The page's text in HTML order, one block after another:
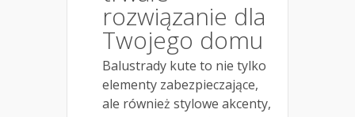
rozwiązanie dla
Twojego domu
Balustrady kute to nie tylko
elementy zabezpieczające,
ale również stylowe akcenty,